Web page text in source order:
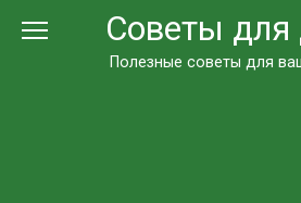
Советы
Полезные советы для